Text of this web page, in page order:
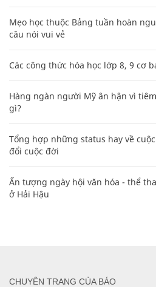
Mẹo học thuộc Bảng tuần hoàn
câu nói vui vẻ
Các công thức hóa học lớp 8, 9 cơ
Hàng ngàn người Mỹ ân hận vì
gì?
Tổng hợp những status hay về
đổi cuộc đời
Ấn tượng ngày hội văn hóa - thể
ở Hải Hậu
CHUYÊN TRANG CỦA BÁO